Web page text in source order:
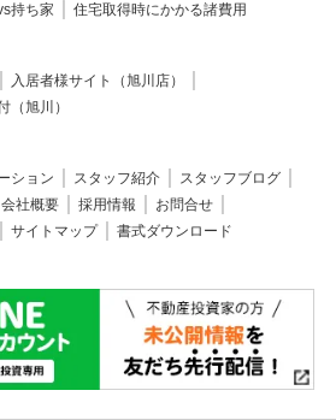
持ち家 住宅取得時にかかる諸費用
入居者様サイト（旭川店）
（旭川）
ション スタッフ紹介
スタッフブログ
会社概要 採用情報
お問合せ
サイトマップ 書式ダウンロード